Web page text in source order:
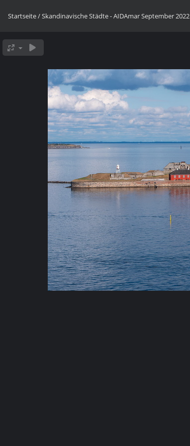
Startseite/Skandinavische Städte - AIDAmar September 2022